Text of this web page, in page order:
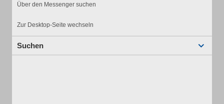
Über den Messenger suchen
Zur Desktop-Seite wechseln
Suchen